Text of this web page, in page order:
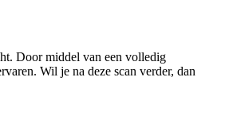
Door middel van een volledig
Wil je na deze scan verder, dan